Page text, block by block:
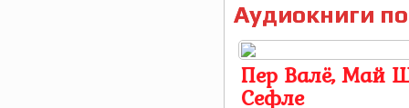
Аудиокниги
Пер Валё, Май
Сефле